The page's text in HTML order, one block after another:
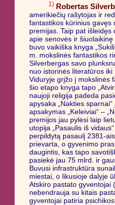
1) Robertas
amerikiečių rašytojas ir
fantastikos kūrinius gavęs
premijas. Taip pat
apie senovės ir
buvo vaikiška knyga
m. mokslinės fantastikos
Silverbergas savo
nuo istorinės literatūros iki
Viduryje grįžo į mokslinės
šio etapo knyga tapo
naujoji religija padeda
apysaka „Nakties
apsakymas „Keleiviai“ –
premijos jau pylėsi laip
utopija „Pasaulis iš
perpildytą pasaulį 2381-
prievarta, o gyvenimo
daugintis, kas tapo
pasiekė jau 75 mlrd. ir
Buvusi infrastruktūra
miestai, o likusioje dalyje
Atskiro pastato gyventojai
nebendrauja su kitais
gyventojai patiria